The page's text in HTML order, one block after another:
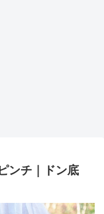
ンチ｜ドン底